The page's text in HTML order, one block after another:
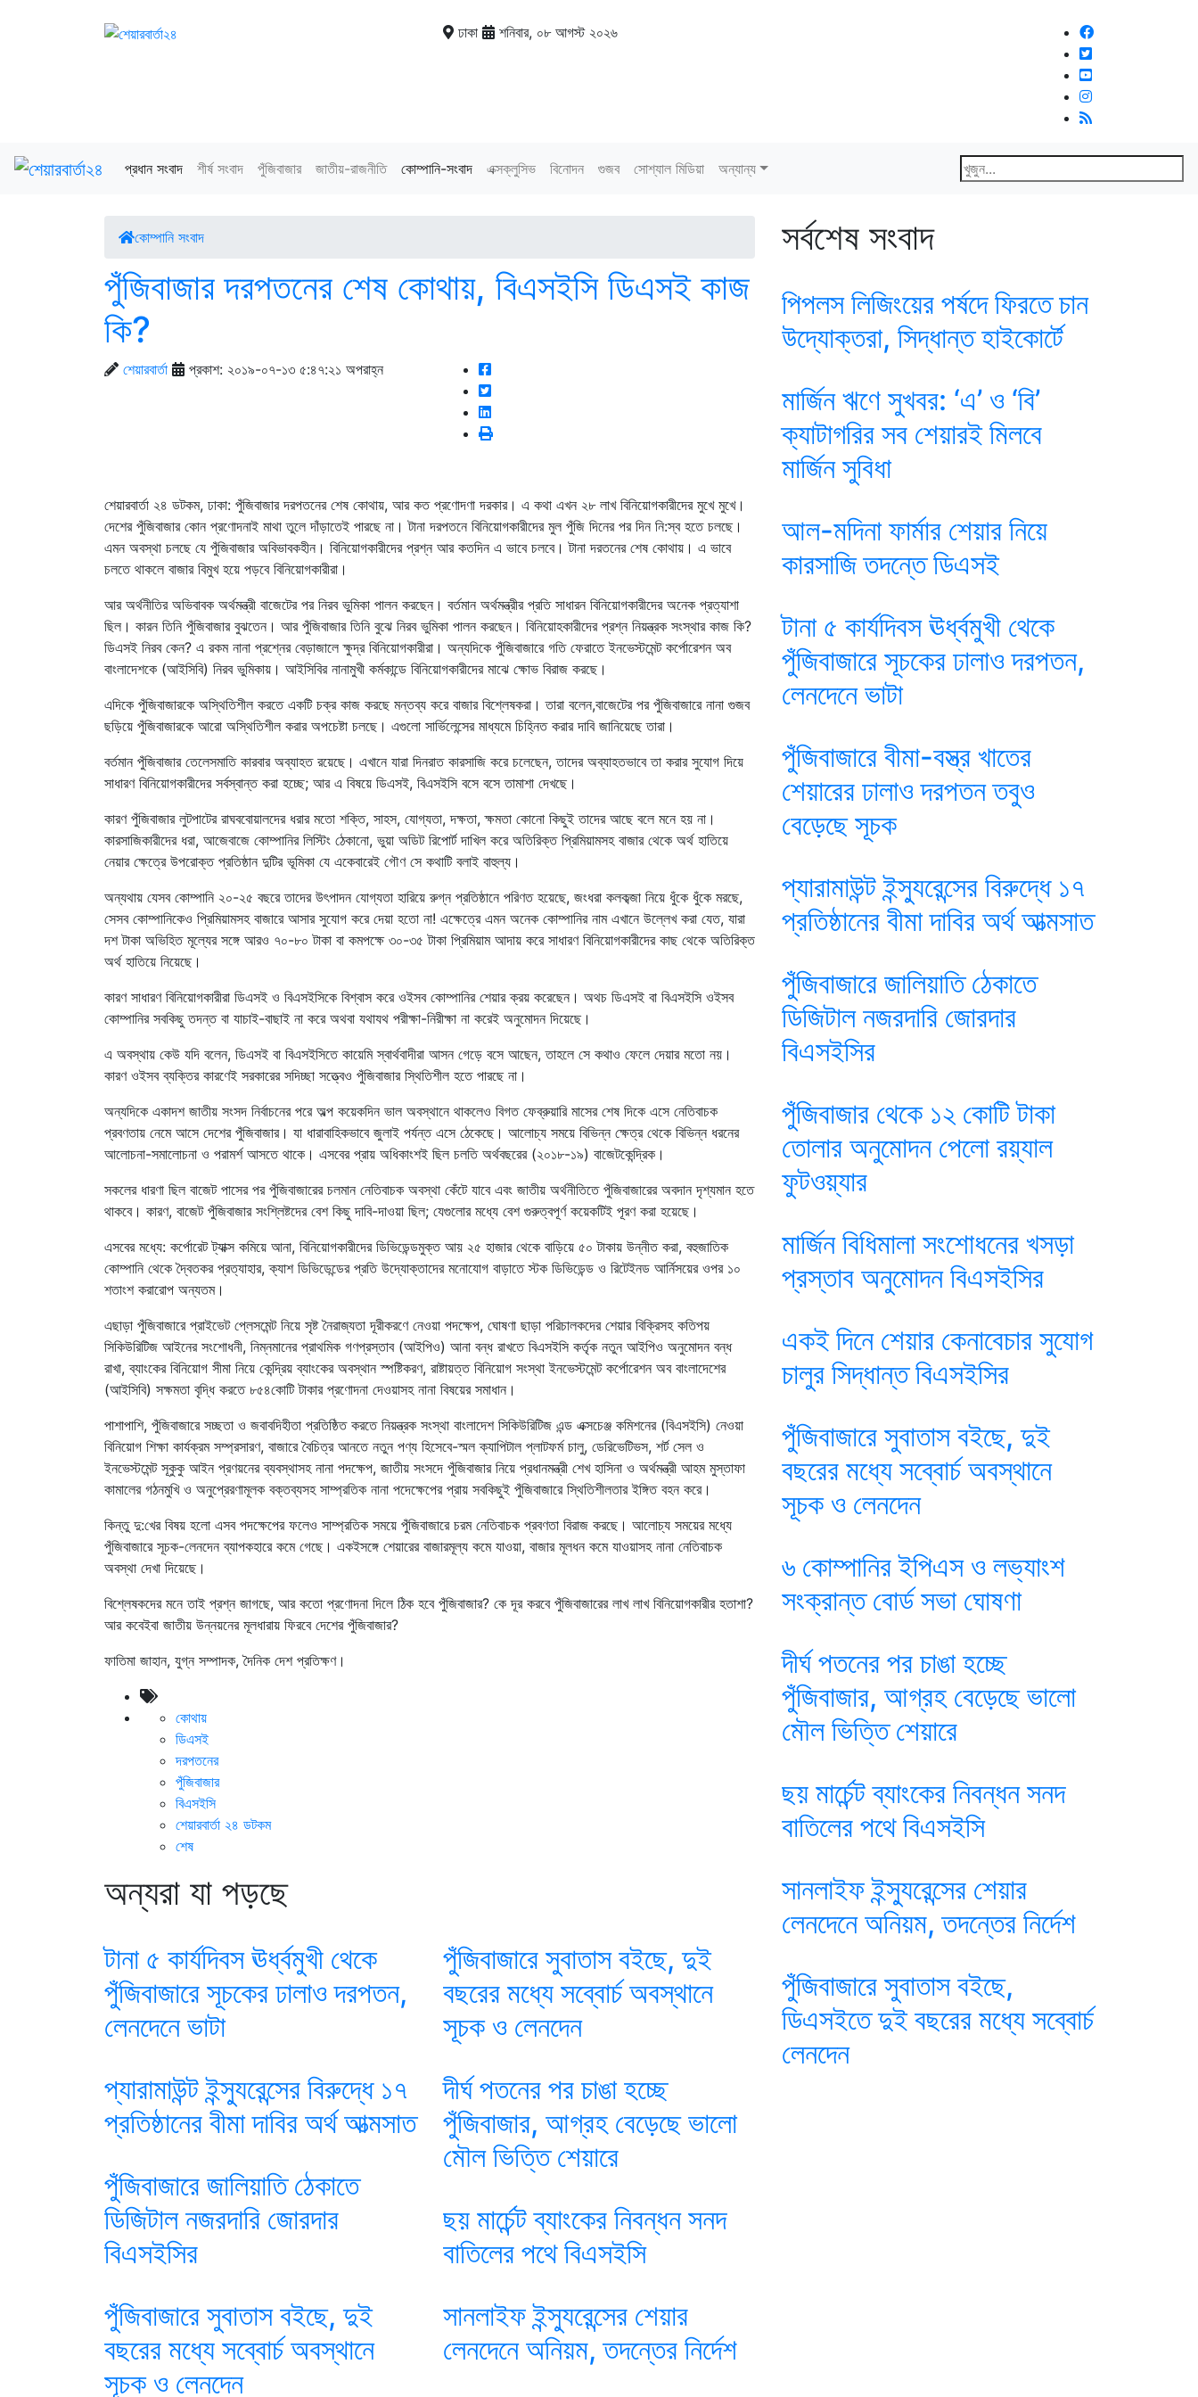
ঢাকা শনিবার, ০৮ আগস্ট ২০২৬
প্রধান সংবাদ শীর্ষ সংবাদ পুঁজিবাজার জাতীয়-রাজনীতি কোম্পানি-সংবাদ এক্সক্লুসিভ বিনোদন গুজব সোশ্যাল মিডিয়া অন্যান্য
কোম্পানি সংবাদ
‌পুঁজিবাজার দরপতনের শেষ কোথায়, বিএসইসি ডিএসই কাজ
কি?
শেয়ারবার্তা প্রকাশ: ২০১৯-০৭-১৩ ৫:৪৭:২১ অপরাহ্ন
শেয়ারবার্তা ২৪ ডটকম, ঢাকা: পুঁজিবাজার দরপতনের শেষ কোথায়, আর কত প্রণোদণা দরকার। এ কথা এখন ২৮ লাখ বিনিয়োগকারীদের মুখে মুখে।
দেশের পুঁজিবাজার কোন প্রণোদনাই মাথা তুলে দাঁড়াতেই পারছে না। টানা দরপতনে বিনিয়োগকারীদের মুল পুঁজি দিনের পর দিন নি:স্ব হতে চলছে।
এমন অবস্থা চলছে যে পুঁজিবাজার অবিভাবকহীন। বিনিয়োগকারীদের প্রশ্ন আর কতদিন এ ভাবে চলবে। টানা দরতনের শেষ কোথায়। এ ভাবে
চলতে থাকলে বাজার বিমুখ হয়ে পড়বে বিনিয়োগকারীরা।
আর অর্থনীতির অভিবাবক অর্থমন্ত্রী বাজেটের পর নিরব ভুমিকা পালন করছেন। বর্তমান অর্থমন্ত্রীর প্রতি সাধারন বিনিয়োগকারীদের অনেক প্রত্যাশা
ছিল। কারন তিনি পুঁজিবাজার বুঝতেন। আর পুঁজিবাজার তিনি বুঝে নিরব ভুমিকা পালন করছেন। বিনিয়োহকারীদের প্রশ্ন নিয়ন্ত্রক সংস্থার কাজ কি?
ডিএসই নিরব কেন? এ রকম নানা প্রশ্নের বেড়াজালে ক্ষুদ্র বিনিয়োগকারীরা। অন্যদিকে পুঁজিবাজারে গতি ফেরাতে ইনভেস্টমেন্ট কর্পোরেশন অব
বাংলাদেশকে (আইসিবি) নিরব ভুমিকায়। আইসিবির নানামুখী কর্মকান্ডে বিনিয়োগকারীদের মাঝে ক্ষোভ বিরাজ করছে।
এদিকে পুঁজিবাজারকে অস্থিতিশীল করতে একটি চক্র কাজ করছে মন্তব্য করে বাজার বিশ্লেষকরা। তারা বলেন,বাজেটের পর পুঁজিবাজারে নানা গুজব
ছড়িয়ে পুঁজিবাজারকে আরো অস্থিতিশীল করার অপচেষ্টা চলছে। এগুলো সার্ভিলেন্সের মাধ্যমে চিহ্নিত করার দাবি জানিয়েছে তারা।
বর্তমান পুঁজিবাজার তেলেসমাতি কারবার অব্যাহত রয়েছে। এখানে যারা দিনরাত কারসাজি করে চলেছেন, তাদের অব্যাহতভাবে তা করার সুযোগ দিয়ে
সাধারণ বিনিয়োগকারীদের সর্বস্বান্ত করা হচ্ছে; আর এ বিষয়ে ডিএসই, বিএসইসি বসে বসে তামাশা দেখছে।
কারণ পুঁজিবাজার লুটপাটের রাঘববোয়ালদের ধরার মতো শক্তি, সাহস, যোগ্যতা, দক্ষতা, ক্ষমতা কোনো কিছুই তাদের আছে বলে মনে হয় না।
কারসাজিকারীদের ধরা, আজেবাজে কোম্পানির লিস্টিং ঠেকানো, ভুয়া অডিট রিপোর্ট দাখিল করে অতিরিক্ত প্রিমিয়ামসহ বাজার থেকে অর্থ হাতিয়ে
নেয়ার ক্ষেত্রে উপরোক্ত প্রতিষ্ঠান দুটির ভূমিকা যে একেবারেই গৌণ সে কথাটি বলাই বাহুল্য।
অন্যথায় যেসব কোম্পানি ২০-২৫ বছরে তাদের উৎপাদন যোগ্যতা হারিয়ে রুগ্ন প্রতিষ্ঠানে পরিণত হয়েছে, জংধরা কলকব্জা নিয়ে ধুঁকে ধুঁকে মরছে,
সেসব কোম্পানিকেও প্রিমিয়ামসহ বাজারে আসার সুযোগ করে দেয়া হতো না! এক্ষেত্রে এমন অনেক কোম্পানির নাম এখানে উল্লেখ করা যেত, যারা
দশ টাকা অভিহিত মূল্যের সঙ্গে আরও ৭০-৮০ টাকা বা কমপক্ষে ৩০-৩৫ টাকা প্রিমিয়াম আদায় করে সাধারণ বিনিয়োগকারীদের কাছ থেকে অতিরিক্ত
অর্থ হাতিয়ে নিয়েছে।
কারণ সাধারণ বিনিয়োগকারীরা ডিএসই ও বিএসইসিকে বিশ্বাস করে ওইসব কোম্পানির শেয়ার ক্রয় করেছেন। অথচ ডিএসই বা বিএসইসি ওইসব
কোম্পানির সবকিছু তদন্ত বা যাচাই-বাছাই না করে অথবা যথাযথ পরীক্ষা-নিরীক্ষা না করেই অনুমোদন দিয়েছে।
এ অবস্থায় কেউ যদি বলেন, ডিএসই বা বিএসইসিতে কায়েমি স্বার্থবাদীরা আসন গেড়ে বসে আছেন, তাহলে সে কথাও ফেলে দেয়ার মতো নয়।
কারণ ওইসব ব্যক্তির কারণেই সরকারের সদিচ্ছা সত্ত্বেও পুঁজিবাজার স্থিতিশীল হতে পারছে না।
অন্যদিকে একাদশ জাতীয় সংসদ নির্বাচনের পরে অল্প কয়েকদিন ভাল অবস্থানে থাকলেও বিগত ফেব্রুয়ারি মাসের শেষ দিকে এসে নেতিবাচক
প্রবণতায় নেমে আসে দেশের পুঁজিবাজার। যা ধারাবাহিকভাবে জুলাই পর্যন্ত এসে ঠেকেছে। আলোচ্য সময়ে বিভিন্ন ক্ষেত্র থেকে বিভিন্ন ধরনের
আলোচনা-সমালোচনা ও পরামর্শ আসতে থাকে। এসবের প্রায় অধিকাংশই ছিল চলতি অর্থবছরের (২০১৮-১৯) বাজেটকেন্দ্রিক।
সকলের ধারণা ছিল বাজেট পাসের পর পুঁজিবাজারের চলমান নেতিবাচক অবস্থা কেঁটে যাবে এবং জাতীয় অর্থনীতিতে পুঁজিবাজারের অবদান দৃশ্যমান হতে
থাকবে। কারণ, বাজেট পুঁজিবাজার সংশ্লিষ্টদের বেশ কিছু দাবি-দাওয়া ছিল; যেগুলোর মধ্যে বেশ গুরুত্বপূর্ণ কয়েকটিই পূরণ করা হয়েছে।
এসবের মধ্যে: কর্পোরেট ট্যাক্স কমিয়ে আনা, বিনিয়োগকারীদের ডিভিডেন্ডমুক্ত আয় ২৫ হাজার থেকে বাড়িয়ে ৫০ টাকায় উন্নীত করা, বহুজাতিক
কোম্পানি থেকে দ্বৈতকর প্রত্যাহার, ক্যাশ ডিভিডেন্ডের প্রতি উদ্যোক্তাদের মনোযোগ বাড়াতে স্টক ডিভিডেন্ড ও রিটেইনড আর্নিসয়ের ওপর ১০
শতাংশ করারোপ অন্যতম।
এছাড়া পুঁজিবাজারে প্রাইভেট প্লেসমেন্ট নিয়ে সৃষ্ট নৈরাজ্যতা দূরীকরণে নেওয়া পদক্ষেপ, ঘোষণা ছাড়া পরিচালকদের শেয়ার বিক্রিসহ কতিপয়
সিকিউরিটিজ আইনের সংশোধনী, নিম্নমানের প্রাথমিক গণপ্রস্তাব (আইপিও) আনা বন্ধ রাখতে বিএসইসি কর্তৃক নতুন আইপিও অনুমোদন বন্ধ
রাখা, ব্যাংকের বিনিয়োগ সীমা নিয়ে কেন্দ্রিয় ব্যাংকের অবস্থান স্পষ্টিকরণ, রাষ্টায়ত্ত বিনিয়োগ সংস্থা ইনভেস্টমেন্ট কর্পোরেশন অব বাংলাদেশের
(আইসিবি) সক্ষমতা বৃদ্ধি করতে ৮৫৪কোটি টাকার প্রণোদনা দেওয়াসহ নানা বিষয়ের সমাধান।
পাশাপাশি, পুঁজিবাজারে সচ্ছতা ও জবাবদিহীতা প্রতিষ্ঠিত করতে নিয়ন্ত্রক সংস্থা বাংলাদেশ সিকিউরিটিজ এন্ড এক্সচেঞ্জ কমিশনের (বিএসইসি) নেওয়া
বিনিয়োগ শিক্ষা কার্যক্রম সম্প্রসারণ, বাজারে বৈচিত্র আনতে নতুন পণ্য হিসেবে-স্মল ক্যাপিটাল প্লাটফর্ম চালু, ডেরিভেটিভস, শর্ট সেল ও
ইনভেস্টমেন্ট সূকুকু আইন প্রণয়নের ব্যবস্থাসহ নানা পদক্ষেপ, জাতীয় সংসদে পুঁজিবাজার নিয়ে প্রধানমন্ত্রী শেখ হাসিনা ও অর্থমন্ত্রী আহম মুস্তাফা
কামালের গঠনমুখি ও অনুপ্রেরণামূলক বক্তব্যসহ সাম্প্রতিক নানা পদেক্ষেপের প্রায় সবকিছুই পুঁজিবাজারে স্থিতিশীলতার ইঙ্গিত বহন করে।
কিন্তু দু:খের বিষয় হলো এসব পদক্ষেপের ফলেও সাম্প্রতিক সময়ে পুঁজিবাজারে চরম নেতিবাচক প্রবণতা বিরাজ করছে। আলোচ্য সময়ের মধ্যে
পুঁজিবাজারে সূচক-লেনদেন ব্যাপকহারে কমে গেছে। একইসঙ্গে শেয়ারের বাজারমূল্য কমে যাওয়া, বাজার মূলধন কমে যাওয়াসহ নানা নেতিবাচক
অবস্থা দেখা দিয়েছে।
বিশ্লেষকদের মনে তাই প্রশ্ন জাগছে, আর কতো প্রণোদনা দিলে ঠিক হবে পুঁজিবাজার? কে দূর করবে পুঁজিবাজারের লাখ লাখ বিনিয়োগকারীর হতাশা?
আর কবেইবা জাতীয় উন্নয়নের মূলধারায় ফিরবে দেশের পুঁজিবাজার?
ফাতিমা জাহান, যুগ্ন সম্পাদক, দৈনিক দেশ প্রতিক্ষণ।
কোথায়
ডিএসই
দরপতনের
পুঁজিবাজার
বিএসইসি
শেয়ারবার্তা ২৪ ডটকম
শেষ
অন্যরা যা পড়ছে
টানা ৫ কার্যদিবস ঊর্ধ্বমুখী থেকে
পুঁজিবাজারে সূচকের ঢালাও দরপতন,
লেনদেনে ভাটা
প্যারামাউন্ট ইন্স্যুরেন্সের বিরুদ্ধে ১৭
প্রতিষ্ঠানের বীমা দাবির অর্থ আত্মসাত
পুঁজিবাজারে জালিয়াতি ঠেকাতে
ডিজিটাল নজরদারি জোরদার
বিএসইসির
পুঁজিবাজারে সুবাতাস বইছে, দুই
বছরের মধ্যে সব্বোর্চ অবস্থানে
সূচক ও লেনদেন
পুঁজিবাজারে সুবাতাস বইছে, দুই
বছরের মধ্যে সব্বোর্চ অবস্থানে
সূচক ও লেনদেন
দীর্ঘ পতনের পর চাঙা হচ্ছে
পুঁজিবাজার, আগ্রহ বেড়েছে ভালো
মৌল ভিত্তি শেয়ারে
ছয় মার্চেন্ট ব্যাংকের নিবন্ধন সনদ
বাতিলের পথে বিএসইসি
সানলাইফ ইন্স্যুরেন্সের শেয়ার
লেনদেনে অনিয়ম, তদন্তের নির্দেশ
সর্বশেষ সংবাদ
পিপলস লিজিংয়ের পর্ষদে ফিরতে চান
উদ্যোক্তরা, সিদ্ধান্ত হাইকোর্টে
মার্জিন ঋণে সুখবর: ‘এ’ ও ‘বি’
ক্যাটাগরির সব শেয়ারই মিলবে
মার্জিন সুবিধা
আল-মদিনা ফার্মার শেয়ার নিয়ে
কারসাজি তদন্তে ডিএসই
টানা ৫ কার্যদিবস ঊর্ধ্বমুখী থেকে
পুঁজিবাজারে সূচকের ঢালাও দরপতন,
লেনদেনে ভাটা
পুঁজিবাজারে বীমা-বস্ত্র খাতের
শেয়ারের ঢালাও দরপতন তবুও
বেড়েছে সূচক
প্যারামাউন্ট ইন্স্যুরেন্সের বিরুদ্ধে ১৭
প্রতিষ্ঠানের বীমা দাবির অর্থ আত্মসাত
পুঁজিবাজারে জালিয়াতি ঠেকাতে
ডিজিটাল নজরদারি জোরদার
বিএসইসির
পুঁজিবাজার থেকে ১২ কোটি টাকা
তোলার অনুমোদন পেলো রয়্যাল
ফুটওয়্যার
মার্জিন বিধিমালা সংশোধনের খসড়া
প্রস্তাব অনুমোদন বিএসইসির
একই দিনে শেয়ার কেনাবেচার সুযোগ
চালুর সিদ্ধান্ত বিএসইসির
পুঁজিবাজারে সুবাতাস বইছে, দুই
বছরের মধ্যে সব্বোর্চ অবস্থানে
সূচক ও লেনদেন
৬ কোম্পানির ইপিএস ও লভ্যাংশ
সংক্রান্ত বোর্ড সভা ঘোষণা
দীর্ঘ পতনের পর চাঙা হচ্ছে
পুঁজিবাজার, আগ্রহ বেড়েছে ভালো
মৌল ভিত্তি শেয়ারে
ছয় মার্চেন্ট ব্যাংকের নিবন্ধন সনদ
বাতিলের পথে বিএসইসি
সানলাইফ ইন্স্যুরেন্সের শেয়ার
লেনদেনে অনিয়ম, তদন্তের নির্দেশ
পুঁজিবাজারে সুবাতাস বইছে,
ডিএসইতে দুই বছরের মধ্যে সব্বোর্চ
লেনদেন